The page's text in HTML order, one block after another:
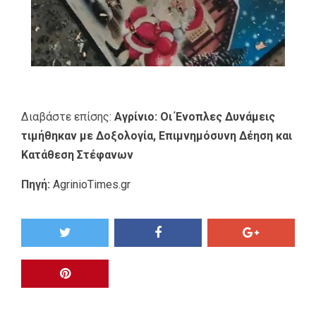
Διαβάστε επίσης: Αγρίνιο: Οι Ένοπλες Δυνάμεις
τιμήθηκαν με Δοξολογία, Επιμνημόσυνη Δέηση και
Κατάθεση Στέφανων
Πηγή: AgrinioTimes.gr